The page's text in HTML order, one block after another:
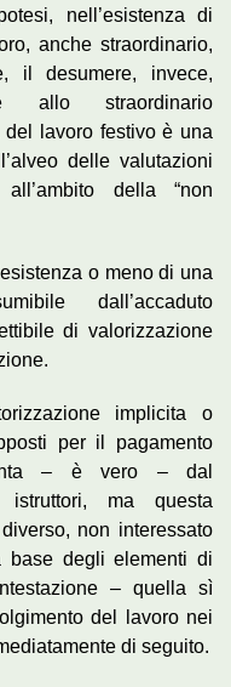
nell’esistenza di
anche straordinario,
il desumere, invece,
allo straordinario
del lavoro festivo è una
delle valutazioni
della “non
o meno di una
dall’accaduto
di valorizzazione
implicita o
per il pagamento
– è vero – dal
ma questa
non interessato
base degli elementi di
– quella sì
del lavoro nei
di seguito.